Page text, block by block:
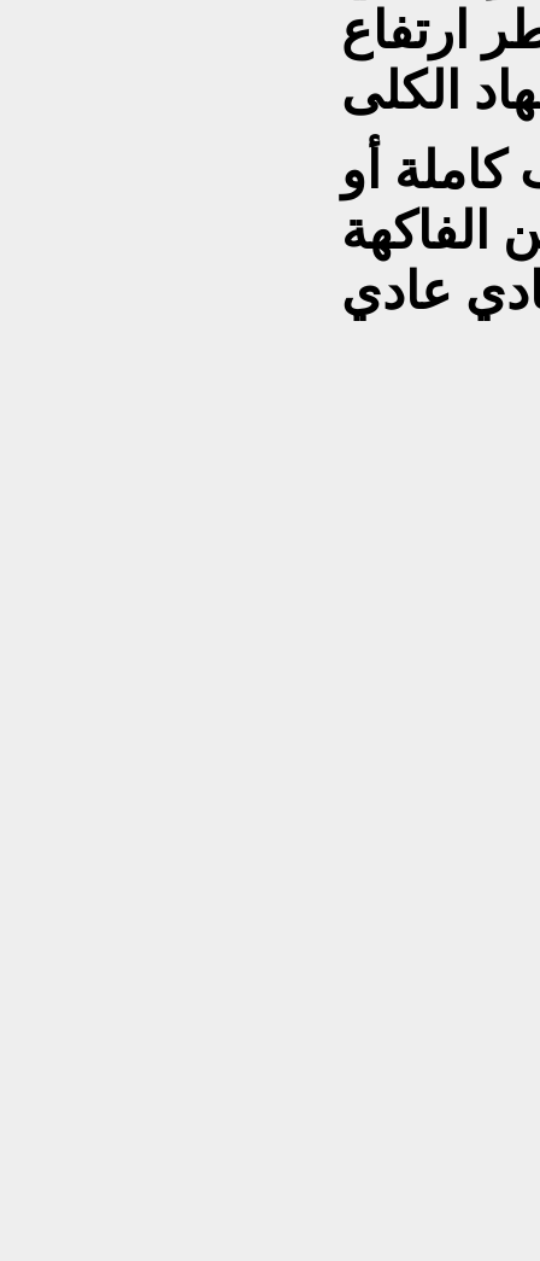
ارتفاع
أو
الفاكهة